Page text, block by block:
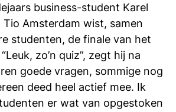
business-student Karel
Amsterdam wist, samen
studenten, de finale van het
zo’n quiz”, zegt hij na
goede vragen, sommige nog
deed heel actief mee. Ik
er wat van opgestoken